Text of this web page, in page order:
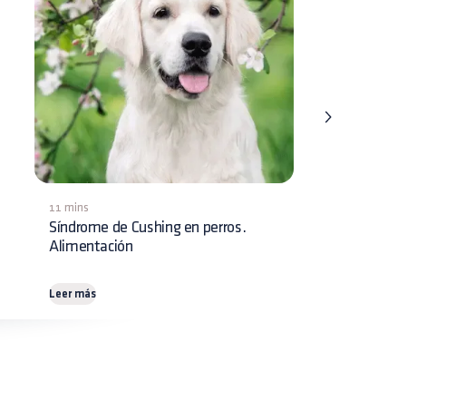
11 mins
Síndrome de Cushing en perros.
Alimentación
Leer más